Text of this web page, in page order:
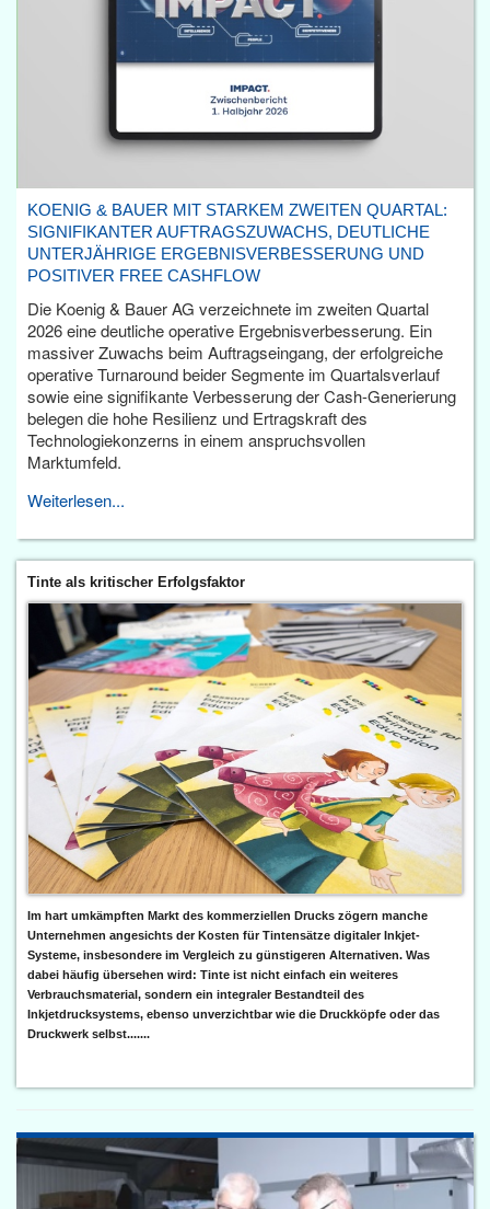
KOENIG & BAUER MIT STARKEM ZWEITEN QUARTAL:
SIGNIFIKANTER AUFTRAGSZUWACHS, DEUTLICHE
UNTERJÄHRIGE ERGEBNISVERBESSERUNG UND
POSITIVER FREE CASHFLOW
Die Koenig & Bauer AG verzeichnete im zweiten Quartal
2026 eine deutliche operative Ergebnisverbesserung. Ein
massiver Zuwachs beim Auftragseingang, der erfolgreiche
operative Turnaround beider Segmente im Quartalsverlauf
sowie eine signifikante Verbesserung der Cash-Generierung
belegen die hohe Resilienz und Ertragskraft des
Technologiekonzerns in einem anspruchsvollen
Marktumfeld.
Weiterlesen...
Tinte als kritischer Erfolgsfaktor
Im hart umkämpften Markt des kommerziellen Drucks zögern manche
Unternehmen angesichts der Kosten für Tintensätze digitaler Inkjet-
Systeme, insbesondere im Vergleich zu günstigeren Alternativen. Was
dabei häufig übersehen wird: Tinte ist nicht einfach ein weiteres
Verbrauchsmaterial, sondern ein integraler Bestandteil des
Inkjetdrucksystems, ebenso unverzichtbar wie die Druckköpfe oder das
Druckwerk selbst.......